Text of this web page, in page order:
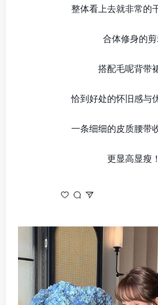
整体看上去就非常的
合体修身的
搭配毛呢背带
恰到好处的怀旧感与
一条细细的皮质腰带
更显高显瘦！